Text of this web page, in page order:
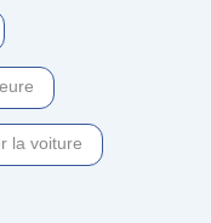
la voiture